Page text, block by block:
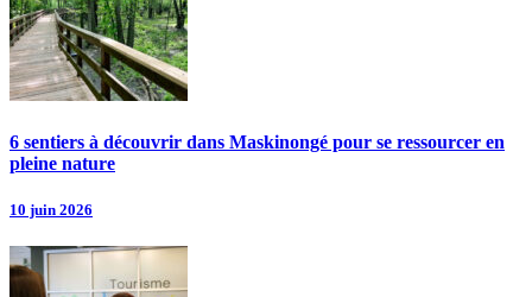
6 sentiers à découvrir dans Maskinongé pour se ressourcer en
pleine nature
10 juin 2026